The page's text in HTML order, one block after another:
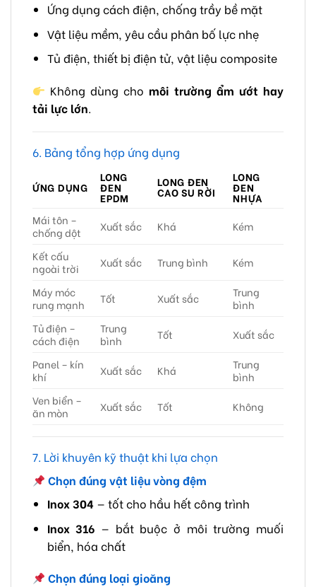
Ứng dụng cách điện, chống trầy bề mặt
Vật liệu mềm, yêu cầu phân bố lực nhẹ
Tủ điện, thiết bị điện tử, vật liệu composite
Không dùng chomôi trường ẩm ướt hay
tải lực lớn.
6. Bảng tổng hợp ứng dụng
ỨNG DỤNG
LONG
ĐEN
EPDM
LONG ĐEN
CAO SU RỜI
LONG
ĐEN
NHỰA
Mái tôn –
chống dột
Xuất sắc Khá
Kém
Kết cấu
ngoài trời
Xuất sắc Trung bình
Kém
Máy móc
rung mạnh
Tốt Xuất sắc
Trung
bình
Tủ điện –
cách điện
Trung
bình
Tốt
Xuất sắc
Panel – kín
khí
Xuất sắc Khá
Trung
bình
Ven biển –
ăn mòn
Xuất sắc Tốt Không
7. Lời khuyên kỹ thuật khi lựa chọn
Chọn đúng vật liệu vòng đệm
Inox 304— tốt cho hầu hết công trình
Inox 316 — bắt buộc ở môi trường muối
biển, hóa chất
Chọn đúng loại gioăng